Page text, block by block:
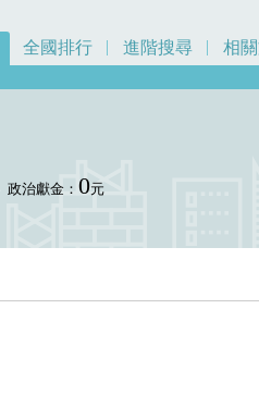
全國排行 進階搜尋 相
政治獻金：0元